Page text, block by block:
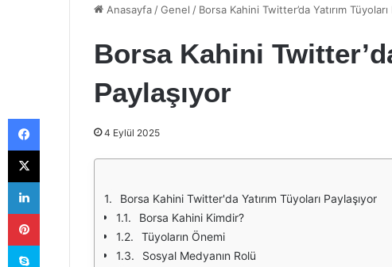
Anasayfa /Genel / Borsa Kahini Twitter’da Yatırım Tüyoları
Borsa Kahini
Paylaşıyor
4 Eylül 2025
Borsa Kahini Twitter'da Yatırım Tüyoları Paylaşıyor
Borsa Kahini Kimdir?
Tüyoların Önemi
Sosyal Medyanın Rolü
Facebook
X
LinkedIn
Pinterest
Skype